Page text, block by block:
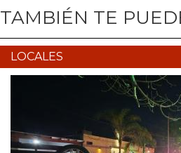
TAMBIÉN TE
LOCALES